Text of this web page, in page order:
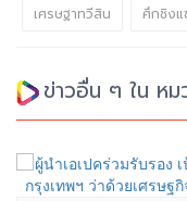
เศรษฐาทวีสิน
ศึกชิง
ข่าวอื่น ๆ ใน หม